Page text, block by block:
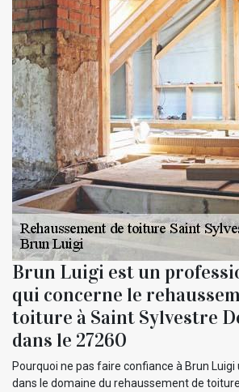
Brun Luigi est un
qui concerne le
toiture à Saint Sylvestre
dans le 27260
Pourquoi ne pas faire confiance à Brun
dans le domaine du rehaussement de